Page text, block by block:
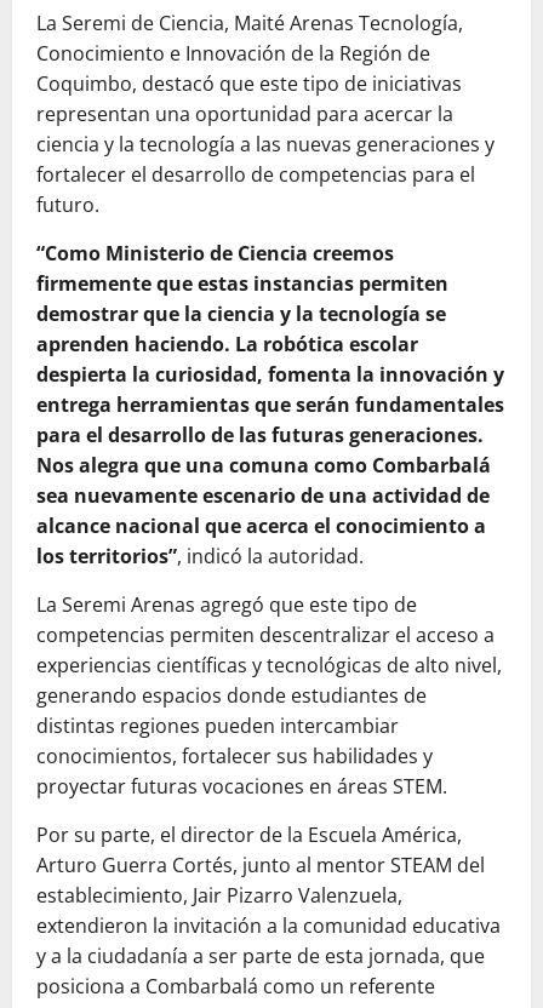
La Seremi de Ciencia, Maité Arenas Tecnología,
Conocimiento e Innovación de la Región de
Coquimbo, destacó que este tipo de iniciativas
representan una oportunidad para acercar la
ciencia y la tecnología a las nuevas generaciones y
fortalecer el desarrollo de competencias para el
futuro.
“Como Ministerio de Ciencia creemos
firmemente que estas instancias permiten
demostrar que la ciencia y la tecnología se
aprenden haciendo. La robótica escolar
despierta la curiosidad, fomenta la innovación y
entrega herramientas que serán fundamentales
para el desarrollo de las futuras generaciones.
Nos alegra que una comuna como Combarbalá
sea nuevamente escenario de una actividad de
alcance nacional que acerca el conocimiento a
los territorios”, indicó la autoridad.
La Seremi Arenas agregó que este tipo de
competencias permiten descentralizar el acceso a
experiencias científicas y tecnológicas de alto nivel,
generando espacios donde estudiantes de
distintas regiones pueden intercambiar
conocimientos, fortalecer sus habilidades y
proyectar futuras vocaciones en áreas STEM.
Por su parte, el director de la Escuela América,
Arturo Guerra Cortés, junto al mentor STEAM del
establecimiento, Jair Pizarro Valenzuela,
extendieron la invitación a la comunidad educativa
y a la ciudadanía a ser parte de esta jornada, que
posiciona a Combarbalá como un referente